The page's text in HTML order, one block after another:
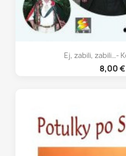
Ej, zabili, zabili…-
8,00 €